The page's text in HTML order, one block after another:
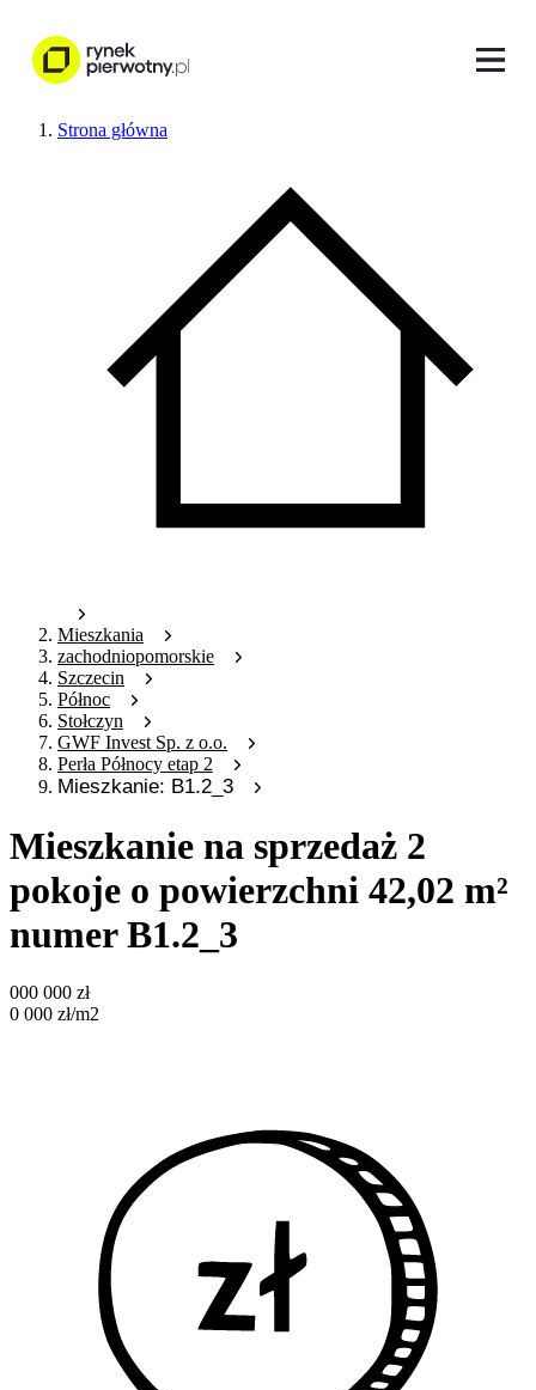
Strona główna
Mieszkania
zachodniopomorskie
Szczecin
Północ
Stołczyn
GWF Invest Sp. z o.o.
Perła Północy etap 2
Mieszkanie: B1.2_3
Mieszkanie na sprzedaż 2
pokoje o powierzchni 42,02 m²
numer B1.2_3
000 000 zł
0 000 zł/m2